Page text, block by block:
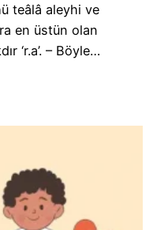
teâlâ aleyhi ve
en üstün olan
‘r.a’. – Böyle…